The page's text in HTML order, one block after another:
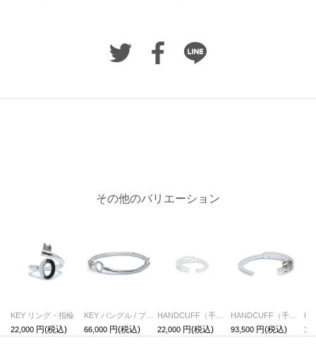
その他のバリエーション
KEY リング・指輪
22,000
KEY バングル / ブレスレット
66,000
HANDCUFF（手錠） リング
22,000
HANDCUFF（手錠） バングル
93,500